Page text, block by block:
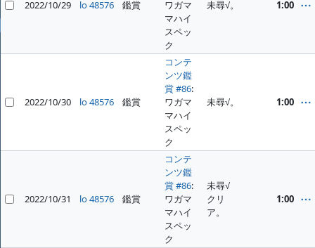
ヘルプ2022/10/29 lo 48576 鑑賞
ワガマ
マハイ
スペッ
ク
未尋√。 1:00
2022/10/30 lo 48576 鑑賞
コンテ
ンツ鑑
賞 #86:
ワガマ
マハイ
スペッ
ク
未尋√。 1:00
2022/10/31 lo 48576 鑑賞
コンテ
ンツ鑑
賞 #86:
ワガマ
マハイ
スペッ
ク
未尋√
クリ
ア。
1:00